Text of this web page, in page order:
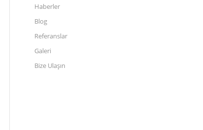
Haberler
Blog
Referanslar
Galeri
Bize Ulaşın